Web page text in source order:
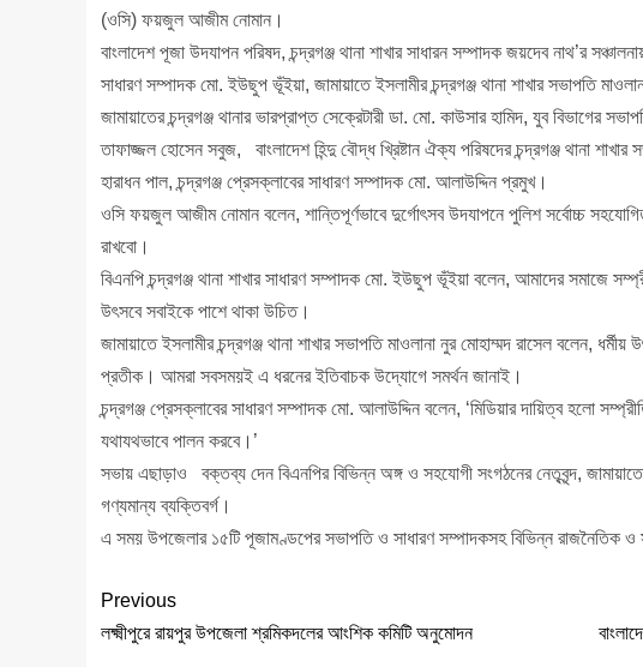
(ওসি) ফয়জুল আজীম নোমান।
বাংলাদেশ পূজা উদযাপন পরিষদ, চন্দ্রগঞ্জ থানা শাখার সাধারন সম্পাদক জয়দেব নাথ’র
সাধারণ সম্পাদক মো. ইউছুপ ভূঁইয়া, জামায়াতে ইসলামীর চন্দ্রগঞ্জ থানা শাখার সভাপতি
জামায়াতের চন্দ্রগঞ্জ থানার ভারপ্রাপ্ত সেক্রেটারী ডা. মো. কাউসার হামিদ, যুব বিভাগের
তাফাজ্জল হোসেন সবুজ, বাংলাদেশ হিন্দু বৌদ্ধ খ্রিষ্টান ঐক্য পরিষদের চন্দ্রগঞ্জ থানা শাখার
হারাধন পাল, চন্দ্রগঞ্জ প্রেসক্লাবের সাধারণ সম্পাদক মো. আলাউদ্দিন প্রমুখ।
ওসি ফয়জুল আজীম নোমান বলেন, শান্তিপূর্ণভাবে দুর্গোৎসব উদযাপনে পুলিশ সর্বোচ্চ
রাখবো।
বিএনপি চন্দ্রগঞ্জ থানা শাখার সাধারণ সম্পাদক মো. ইউছুপ ভূঁইয়া বলেন, আমাদের সমাজে
উৎসবে সবাইকে পাশে থাকা উচিত।
জামায়াতে ইসলামীর চন্দ্রগঞ্জ থানা শাখার সভাপতি মাওলানা নুর মোহাম্মদ রাসেল বলেন,
প্রতীক। আমরা সবসময়ই এ ধরনের ইতিবাচক উদ্যোগে সমর্থন জানাই।
চন্দ্রগঞ্জ প্রেসক্লাবের সাধারণ সম্পাদক মো. আলাউদ্দিন বলেন, ‘মিডিয়ার দায়িত্ব হলো
যথাযথভাবে পালন করবে।’
সভায় এছাড়াও বক্তব্য দেন বিএনপির বিভিন্ন অঙ্গ ও সহযোগী সংগঠনের নেতৃবৃন্দ, জামায়াতের
গণ্যমান্য ব্যক্তিবর্গ।
এ সময় উপজেলার ১৫টি পূজামণ্ডপের সভাপতি ও সাধারণ সম্পাদকসহ বিভিন্ন রাজনৈতিক ও
Previous
লক্ষ্মীপুরে রায়পুর উপজেলা শ্রমিকদলের আংশিক কমিটি অনুমোদন